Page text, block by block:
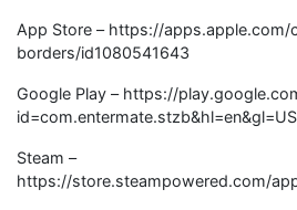
App Store – https://apps.apple.com/
borders/id1080541643
Google Play – https://
id=com.entermate.stzb&hl=en&gl=US
Steam –
https://store.steampowered.com/